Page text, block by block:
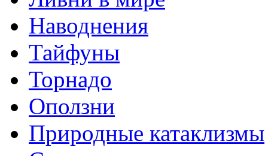
Наводнения
Тайфуны
Торнадо
Оползни
Природные катаклизмы